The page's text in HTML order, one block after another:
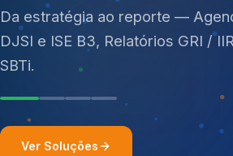
resíduos sólidos (PGRS/PMGRS).
Ver Soluções